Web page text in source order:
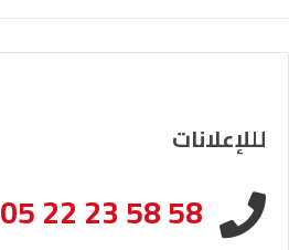
لللإعلانات
05 22 23 58 58